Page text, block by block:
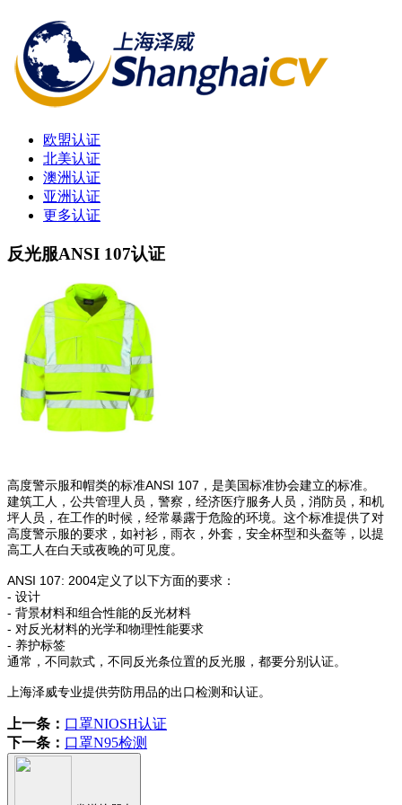
欧盟认证
北美认证
澳洲认证
亚洲认证
更多认证
反光服ANSI 107认证
高度警示服和帽类的标准ANSI 107，是美国标准协会建立的标准。
建筑工人，公共管理人员，警察，经济医疗服务人员，消防员，和机
坪人员，在工作的时候，经常暴露于危险的环境。这个标准提供了对
高度警示服的要求，如衬衫，雨衣，外套，安全杯型和头盔等，以提
高工人在白天或夜晚的可见度。
ANSI 107: 2004定义了以下方面的要求：
- 设计
- 背景材料和组合性能的反光材料
- 对反光材料的光学和物理性能要求
- 养护标签
通常，不同款式，不同反光条位置的反光服，都要分别认证。
上海泽威专业提供劳防用品的出口检测和认证。
上一条： 口罩NIOSH认证
下一条： 口罩N95检测